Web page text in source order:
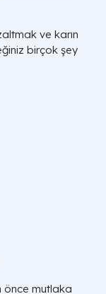
ve karın
birçok şey
önce mutlaka